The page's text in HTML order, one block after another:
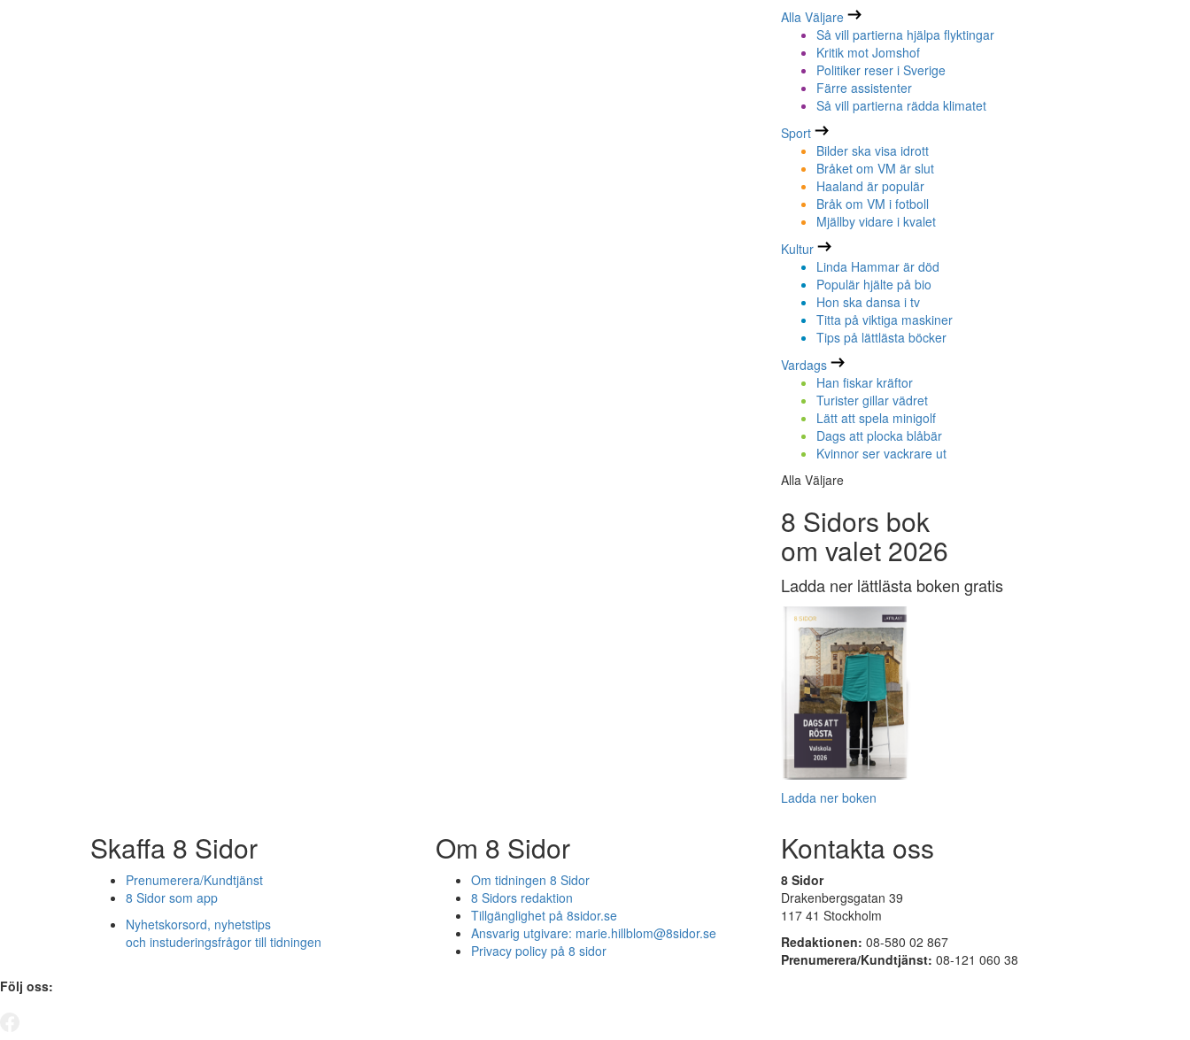
Alla Väljare
Så vill partierna hjälpa flyktingar
Kritik mot Jomshof
Politiker reser i Sverige
Färre assistenter
Så vill partierna rädda klimatet
Sport
Bilder ska visa idrott
Bråket om VM är slut
Haaland är populär
Bråk om VM i fotboll
Mjällby vidare i kvalet
Kultur
Linda Hammar är död
Populär hjälte på bio
Hon ska dansa i tv
Titta på viktiga maskiner
Tips på lättlästa böcker
Vardags
Han fiskar kräftor
Turister gillar vädret
Lätt att spela minigolf
Dags att plocka blåbär
Kvinnor ser vackrare ut
Alla Väljare
8 Sidors bok
om valet 2026
Ladda ner lättlästa boken gratis
Ladda ner boken
Skaffa 8 Sidor
Prenumerera/Kundtjänst
8 Sidor som app
Nyhetskorsord, nyhetstips
och instuderingsfrågor till tidningen
Om 8 Sidor
Om tidningen 8 Sidor
8 Sidors redaktion
Tillgänglighet på 8sidor.se
Ansvarig utgivare: marie.hillblom@8sidor.se
Privacy policy på 8 sidor
Kontakta oss
8 Sidor
Drakenbergsgatan 39
117 41 Stockholm
Redaktionen: 08-580 02 867
Prenumerera/Kundtjänst: 08-121 060 38
Följ oss: